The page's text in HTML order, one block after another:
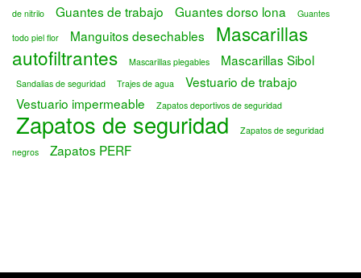
de nitrilo
Guantes de trabajo Guantes dorso lona
Guantes
todo piel flor
Manguitos desechables
Mascarillas
autofiltrantes
Mascarillas plegables Mascarillas Sibol
Sandalias de seguridad Trajes de agua
Vestuario de trabajo
Vestuario impermeable
Zapatos deportivos de seguridad
Zapatos de seguridad
Zapatos de seguridad
negros
Zapatos PERF